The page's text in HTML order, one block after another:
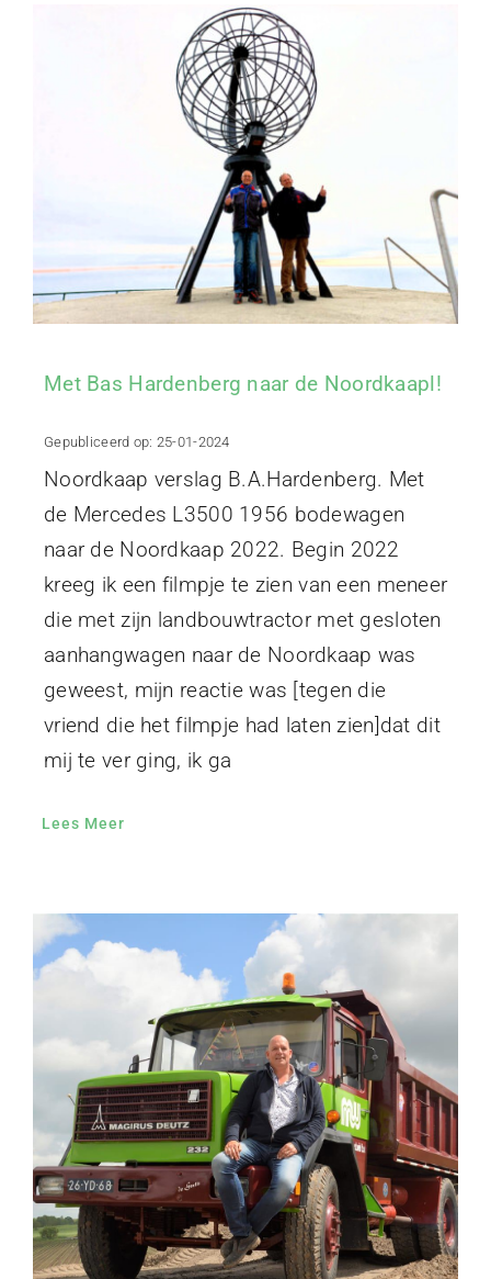
Met Bas Hardenberg naar de Noordkaapl!
Gepubliceerd op: 25-01-2024
Noordkaap verslag B.A.Hardenberg. Met
de Mercedes L3500 1956 bodewagen
naar de Noordkaap 2022. Begin 2022
kreeg ik een filmpje te zien van een meneer
die met zijn landbouwtractor met gesloten
aanhangwagen naar de Noordkaap was
geweest, mijn reactie was [tegen die
vriend die het filmpje had laten zien]dat dit
mij te ver ging, ik ga
Lees Meer